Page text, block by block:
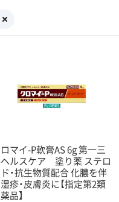
マイ-P軟膏AS 6g 第一三
ルスケア 塗り薬 ステロ
・抗生物質配合 化膿を伴
疹・皮膚炎に【指定第2類
品】